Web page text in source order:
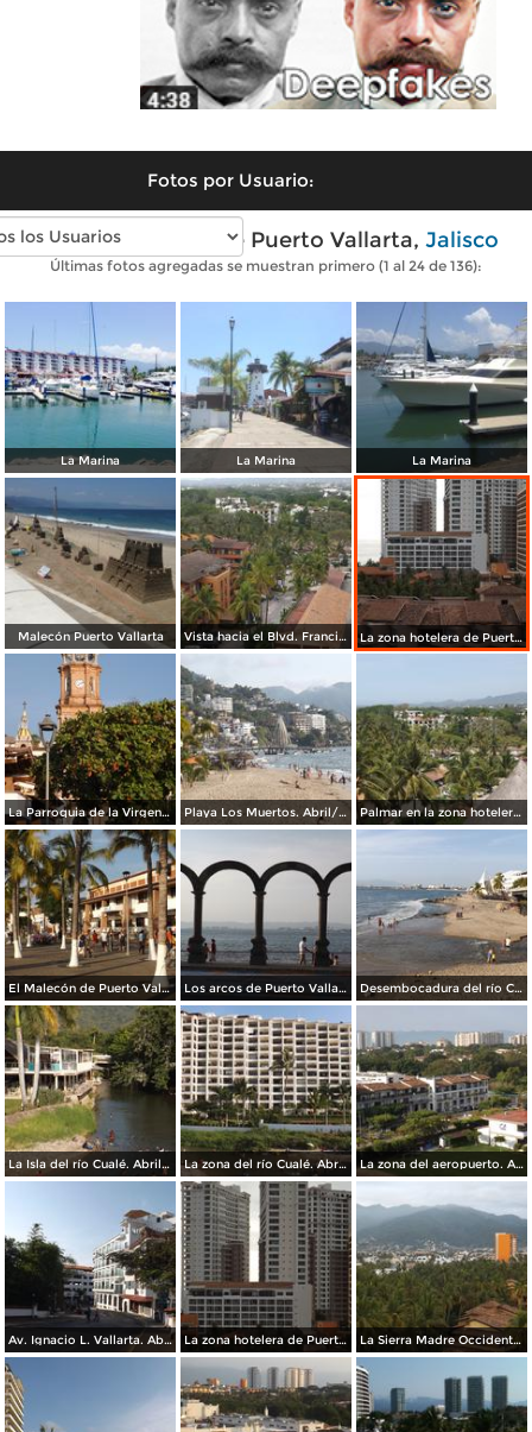
Fotos por Usuario:
Fotos modernas de Puerto Vallarta, Jalisco
Últimas fotos agregadas se muestran primero (1 al 24 de 136):
La Marina La Marina La Marina
Malecón Puerto Vallarta Vista hacia el Blvd. Francisco Medina. Abril/2015 La zona hotelera de Puerto Vallarta. Abril/2015
La Parroquia de la Virgen de Guadalupe. Abril/2015 Playa Los Muertos. Abril/2015 Palmar en la zona hotelera. Abril/2015
El Malecón de Puerto Vallarta. Abril/2015 Los arcos de Puerto Vallarta. Abril/2015 Desembocadura del río Cualé en la Bahía de Banderas. Abril/2015
La Isla del río Cualé. Abril/2015 La zona del río Cualé. Abril/2015 La zona del aeropuerto. Abril/2015
Av. Ignacio L. Vallarta. Abril/2015 La zona hotelera de Puerto Vallarta. Abril/2015 La Sierra Madre Occidental desde la zona hotelera. Abril/2015